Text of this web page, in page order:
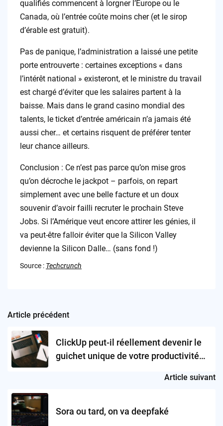
qualifiés commencent à lorgner l’Europe ou le
Canada, où l’entrée coûte moins cher (et le sirop
d’érable est gratuit).
Pas de panique, l’administration a laissé une petite
porte entrouverte : certaines exceptions « dans
l’intérêt national » existeront, et le ministre du travail
est chargé d’éviter que les salaires partent à la
baisse. Mais dans le grand casino mondial des
talents, le ticket d’entrée américain n’a jamais été
aussi cher… et certains risquent de préférer tenter
leur chance ailleurs.
Conclusion : Ce n’est pas parce qu’on mise gros
qu’on décroche le jackpot – parfois, on repart
simplement avec une belle facture et un doux
souvenir d’avoir failli recruter le prochain Steve
Jobs. Si l’Amérique veut encore attirer les génies, il
va peut-être falloir éviter que la Silicon Valley
devienne la Silicon Dalle… (sans fond !)
Source : Techcrunch
Post
navigation
Article précédent
ClickUp peut-il réellement devenir le
guichet unique de votre productivité
Article suivant
Sora ou tard, on va deepfaké